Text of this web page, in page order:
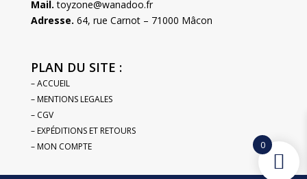
Mail. toyzone@wanadoo.fr
Adresse. 64, rue Carnot – 71000 Mâcon
PLAN DU SITE :
– ACCUEIL
– MENTIONS LEGALES
– CGV
– EXPÉDITIONS ET RETOURS
– MON COMPTE
0